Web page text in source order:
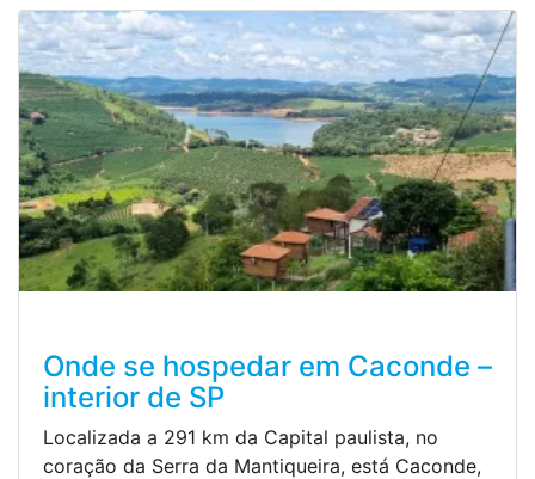
Onde se hospedar em Caconde –
interior de SP
Localizada a 291 km da Capital paulista, no
coração da Serra da Mantiqueira, está Caconde,